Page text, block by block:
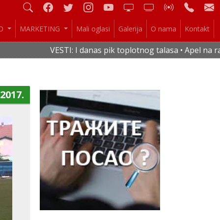
MARKETING Mali oglasi Galerija O nama Kontakt
VESTI: I danas pik toplotnog talasa • Apel na